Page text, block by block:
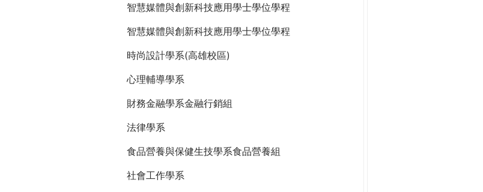
智慧媒體與創新科技應用學士學位學程
智慧媒體與創新科技應用學士學位學程
時尚設計學系(高雄校區)
心理輔導學系
財務金融學系金融行銷組
法律學系
食品營養與保健生技學系食品營養組
社會工作學系